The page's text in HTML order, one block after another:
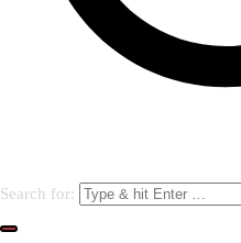
Search for: